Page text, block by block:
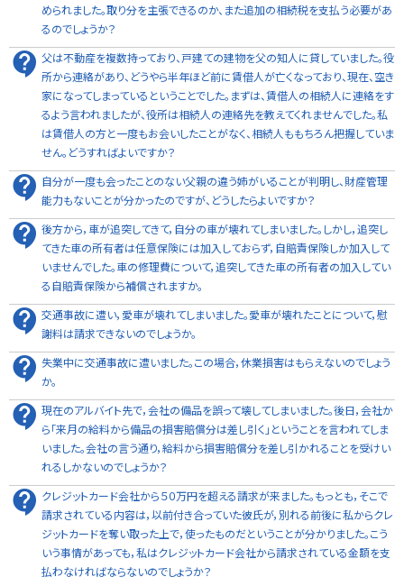
められました。取り分を主張できるのか、また追加の相続税を支払う必要があ
るのでしょうか？
父は不動産を複数持っており、戸建ての建物を父の知人に貸していました。役
所から連絡があり、どうやら半年ほど前に賃借人が亡くなっており、現在、空き
家になってしまっているということでした。まずは、賃借人の相続人に連絡をす
るよう言われましたが、役所は相続人の連絡先を教えてくれませんでした。私
は賃借人の方と一度もお会いしたことがなく、相続人ももちろん把握していま
せん。どうすればよいですか？
自分が一度も会ったことのない父親の違う姉がいることが判明し、財産管理
能力もないことが分かったのですが、どうしたらよいですか？
後方から，車が追突してきて，自分の車が壊れてしまいました。しかし，追突し
てきた車の所有者は任意保険には加入しておらず，自賠責保険しか加入して
いませんでした。車の修理費について，追突してきた車の所有者の加入してい
る自賠責保険から補償されますか。
交通事故に遭い，愛車が壊れてしまいました。愛車が壊れたことについて，慰
謝料は請求できないのでしょうか。
失業中に交通事故に遭いました。この場合，休業損害はもらえないのでしょう
か。
現在のアルバイト先で，会社の備品を誤って壊してしまいました。後日，会社か
ら「来月の給料から備品の損害賠償分は差し引く」ということを言われてしま
いました。会社の言う通り，給料から損害賠償分を差し引かれることを受けい
れるしかないのでしょうか？
クレジットカード会社から５０万円を超える請求が来ました。もっとも，そこで
請求されている内容は，以前付き合っていた彼氏が，別れる前後に私からクレ
ジットカードを奪い取った上で，使ったものだということが分かりました。こう
いう事情があっても，私はクレジットカード会社から請求されている金額を支
払わなければならないのでしょうか？